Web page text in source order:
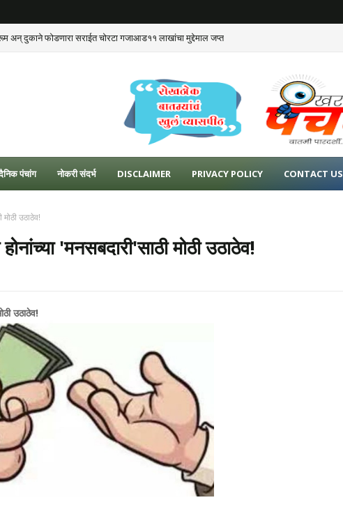
अन् दुकाने फोडणारा सराईत चोरटा गजाआड११ लाखांचा मुद्देमाल जप्त
पंचांग नोकरी संदर्भ DISCLAIMER PRIVACY POLICY CONTACT US
उठाठेव!
'मनसबदारी'साठी मोठी उठाठेव!
उठाठेव!